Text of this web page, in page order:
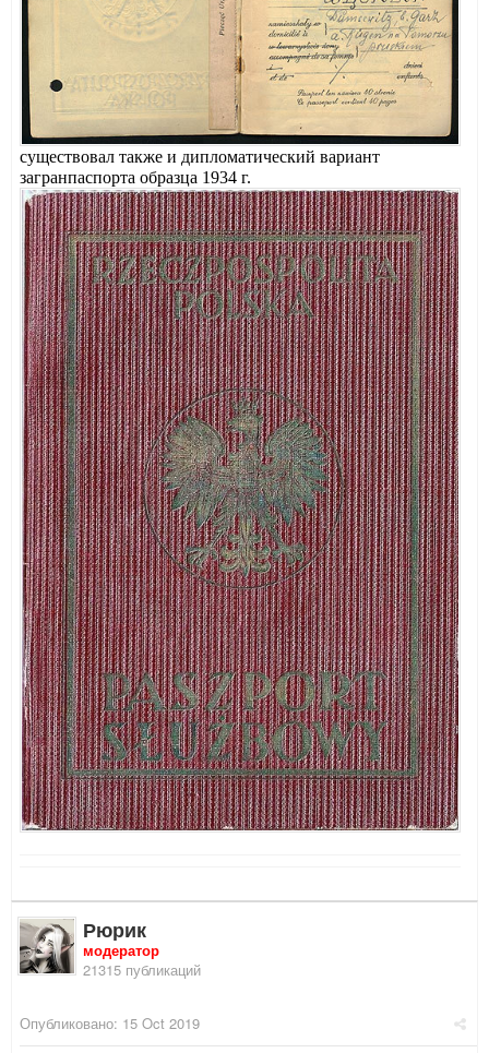
существовал также и дипломатический вариант
загранпаспорта образца 1934 г.
Рюрик
модератор
21315 публикаций
Опубликовано: 15 Oct 2019